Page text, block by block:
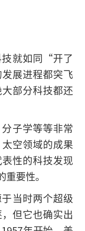
技就如同“开了
展进程都突飞
部分科技都还
子学等等非常
空领域的成果
性的科技发现
要性。
当时两个超级
但它也确实出